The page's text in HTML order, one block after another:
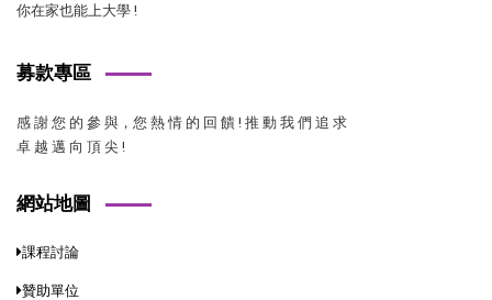
你在家也能上大學 !
募款專區
感 謝 您 的 參 與，您 熱 情 的 回 饋 ! 推 動 我 們 追 求
卓 越 邁 向 頂 尖 !
網站地圖
課程討論
贊助單位